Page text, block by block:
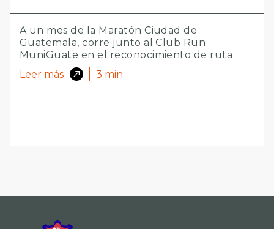
A un mes de la Maratón Ciudad de
Guatemala, corre junto al Club Run
MuniGuate en el reconocimiento de ruta
Leer más
3 min.